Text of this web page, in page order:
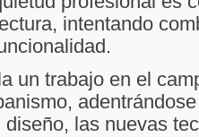
intentando
un trabajo en el
las nuevas